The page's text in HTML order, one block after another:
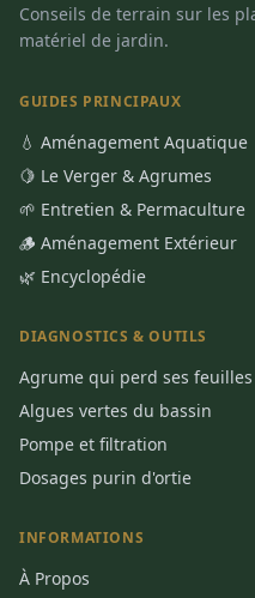
Conseils de terrain sur les
matériel de jardin.
GUIDES PRINCIPAUX
💧 Aménagement Aquatique
🍋 Le Verger & Agrumes
🌱 Entretien & Permaculture
🪵 Aménagement Extérieur
🌿 Encyclopédie
DIAGNOSTICS & OUTILS
Agrume qui perd ses feuilles
Algues vertes du bassin
Pompe et filtration
Dosages purin d'ortie
INFORMATIONS
À Propos